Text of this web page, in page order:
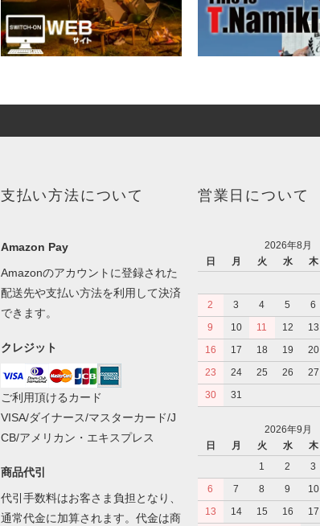
支払い方法について
Amazon Pay
Amazonのアカウントに登録された
配送先や支払い方法を利用して決済
できます。
クレジット
ご利用頂けるカード
VISA/ダイナース/マスターカード/J
CB/アメリカン・エキスプレス
商品代引
代引手数料はお客さま負担となり、
通常代金に加算されます。代金は商
営業日について
2026年8月
日
月 火 水 木
2
3 4 5 6
9
10 11 12 13
16
17 18 19 20
23
24 25 26 27
30
31
2026年9月
日
月 火 水 木
1
2 3
6
7 8 9 10
13
14 15 16 17